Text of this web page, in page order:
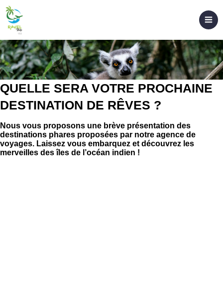
QUELLE SERA VOTRE PROCHAINE
DESTINATION DE RÊVES ?
Nous vous proposons une brève présentation des
destinations phares proposées par notre agence de
voyages. Laissez vous embarquez et découvrez les
merveilles des îles de l’océan indien !